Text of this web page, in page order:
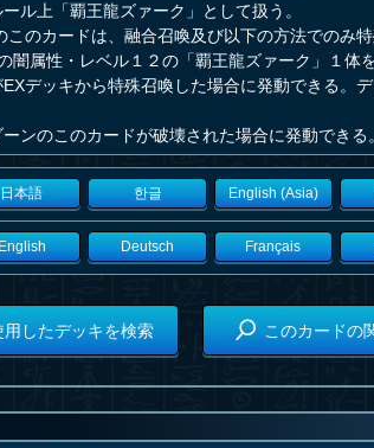
ル上「覇王龍ズァーク」として扱う。
このカードは、融合召喚及び以下の方法でのみ特
闇属性・レベル１２の「覇王龍ズァーク」１体
デッキから特殊召喚した場合に発動できる。
ンのこのカードが破壊された場合に発動できる
日本語 한글 English (Asia)
Deutsch Français
用したデッキを検索 このカードの